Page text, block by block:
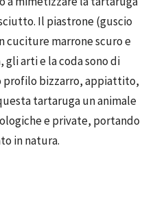
Il piastrone (guscio
cuciture marrone scuro e
gli arti e la coda sono di
profilo bizzarro, appiattito,
tartaruga un animale
e private, portando
in natura.